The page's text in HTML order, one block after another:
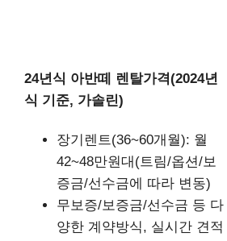
24년식 아반떼 렌탈가격(2024년
식 기준, 가솔린)
장기렌트(36~60개월): 월
42~48만원대(트림/옵션/보
증금/선수금에 따라 변동)
무보증/보증금/선수금 등 다
양한 계약방식, 실시간 견적